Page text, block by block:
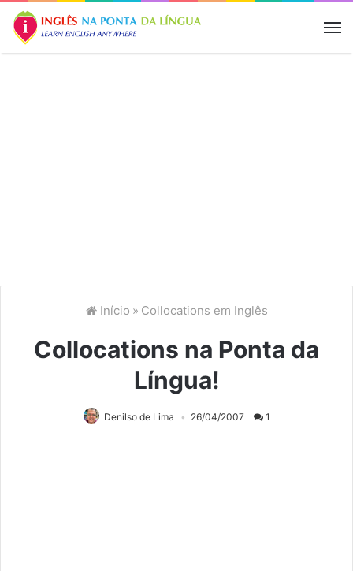
Início » Collocations em Inglês
Collocations na Ponta da
Língua!
Denilso de Lima 26/04/2007 1